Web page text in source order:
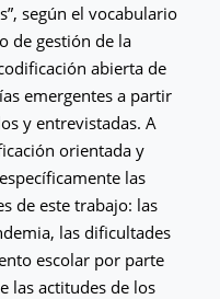
según el vocabulario
de gestión de la
abierta de
emergentes a partir
y entrevistadas. A
orientada y
las
de este trabajo: las
las dificultades
escolar por parte
las actitudes de los